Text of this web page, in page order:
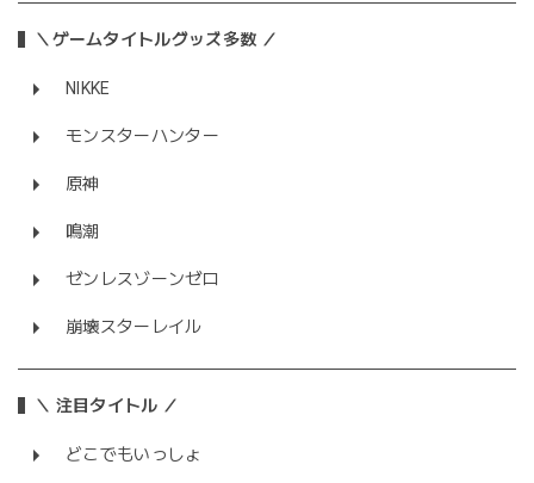
＼ゲームタイトルグッズ多数 ／
NIKKE
モンスターハンター
原神
鳴潮
ゼンレスゾーンゼロ
崩壊スターレイル
＼ 注目タイトル ／
どこでもいっしょ